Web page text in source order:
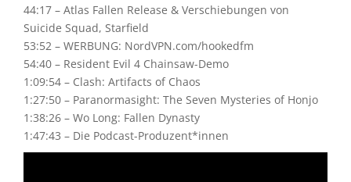
44:17 – Atlas Fallen Release & Verschiebungen von
Suicide Squad, Starfield
53:52 – WERBUNG: NordVPN.com/hookedfm
54:40 – Resident Evil 4 Chainsaw-Demo
1:09:54 – Clash: Artifacts of Chaos
1:27:50 – Paranormasight: The Seven Mysteries of Honjo
1:38:26 – Wo Long: Fallen Dynasty
1:47:43 – Die Podcast-Produzent*innen